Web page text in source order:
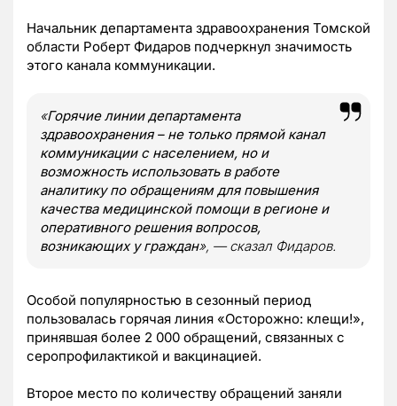
Начальник департамента здравоохранения Томской
области Роберт Фидаров подчеркнул значимость
этого канала коммуникации.
«Горячие линии департамента
здравоохранения – не только прямой канал
коммуникации с населением, но и
возможность использовать в работе
аналитику по обращениям для повышения
качества медицинской помощи в регионе и
оперативного решения вопросов,
возникающих у граждан», — сказал Фидаров.
Особой популярностью в сезонный период
пользовалась горячая линия «Осторожно: клещи!»,
принявшая более 2 000 обращений, связанных с
серопрофилактикой и вакцинацией.
Второе место по количеству обращений заняли